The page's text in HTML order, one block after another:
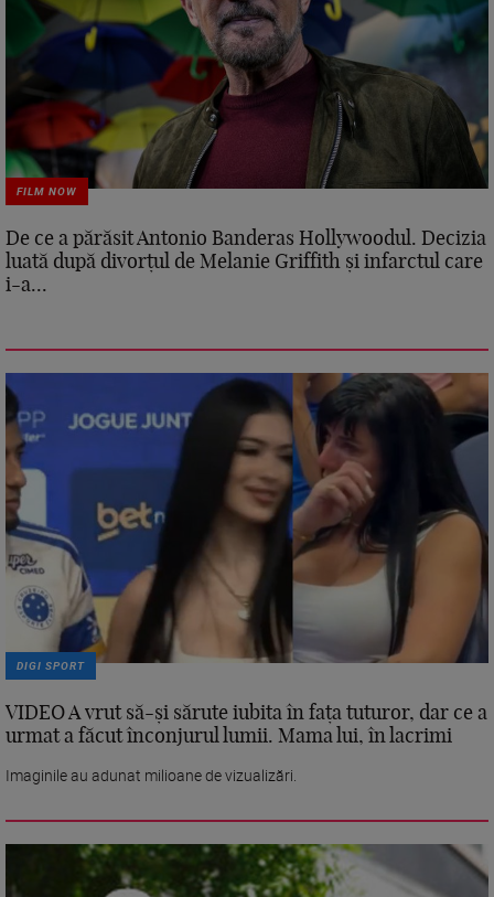
FILM NOW
De ce a părăsit Antonio Banderas Hollywoodul. Decizia
luată după divorțul de Melanie Griffith și infarctul care
i-a...
DIGI SPORT
VIDEO A vrut să-și sărute iubita în fața tuturor, dar ce a
urmat a făcut înconjurul lumii. Mama lui, în lacrimi
Imaginile au adunat milioane de vizualizări.